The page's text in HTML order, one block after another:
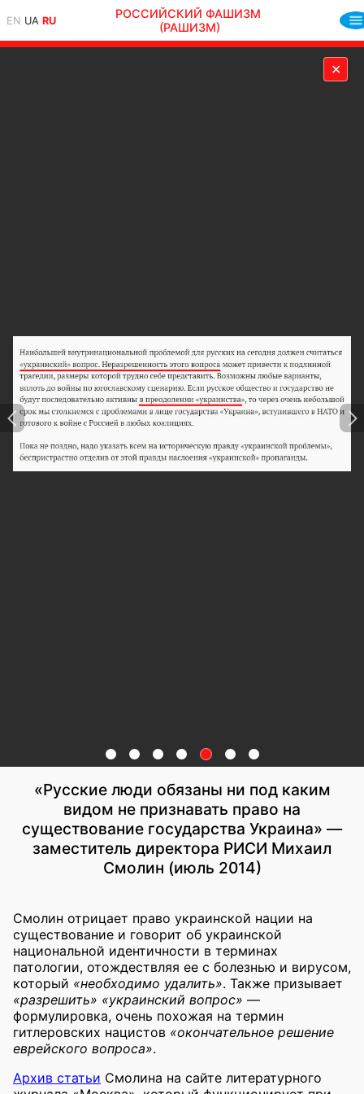
EN UA RU
РОССИЙСКИЙ ФАШИЗМ
(РАШИЗМ)
✕
«Русские люди обязаны ни под каким
видом не признавать право на
существование государства Украина» —
заместитель директора РИСИ Михаил
Смолин (июль 2014)
Смолин отрицает право украинской нации на
существование и говорит об украинской
национальной идентичности в терминах
патологии, отождествляя ее с болезнью и вирусом,
который «необходимо удалить». Также призывает
«разрешить» «украинский вопрос» —
формулировка, очень похожая на термин
гитлеровских нацистов «окончательное решение
еврейского вопроса».
Архив статьи Смолина на сайте литературного